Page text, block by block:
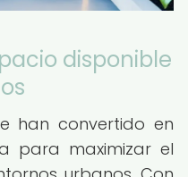
disponible
han convertido en
para maximizar el